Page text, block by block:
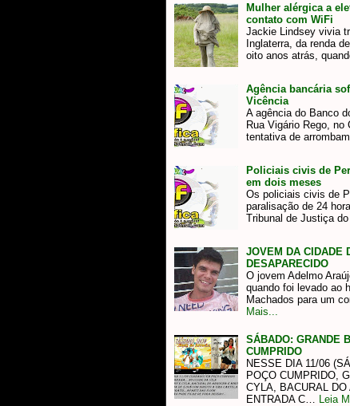
Mulher alérgica a
contato com WiFi
Jackie Lindsey vivia
Inglaterra, da renda
oito anos atrás,
Agência bancária
Vicência
A agência do Banco
Rua Vigário Rego, no
tentativa de
Policiais civis de
em dois meses
Os policiais civis de
paralisação de 24
Tribunal de Justiça
JOVEM DA CIDADE
DESAPARECIDO
O jovem Adelmo
quando foi levado ao
Machados para um
Mais...
SÁBADO: GRANDE
CUMPRIDO
NESSE DIA 11/06
POÇO CUMPRIDO,
CYLA, BACURAL DO
ENTRADA C…
Leia